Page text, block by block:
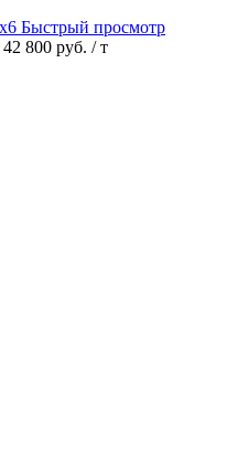
Быстрый просмотр
42 800 руб. / т